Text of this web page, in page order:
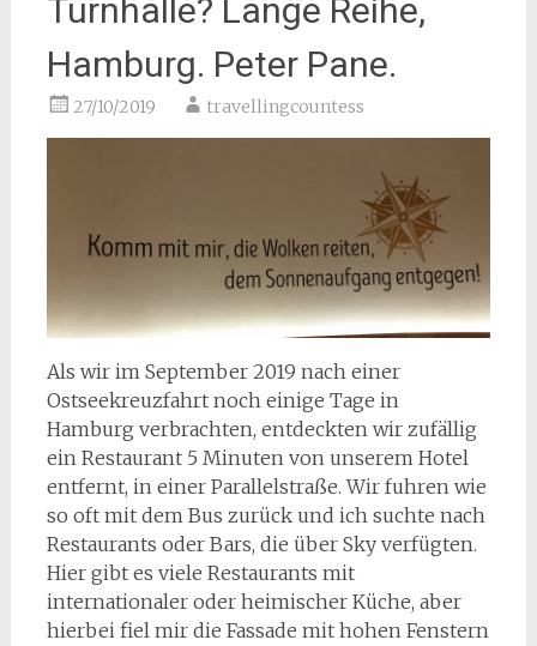
Turnhalle? Lange Reihe,
Hamburg. Peter Pane.
27/10/2019 travellingcountess
Als wir im September 2019 nach einer
Ostseekreuzfahrt noch einige Tage in
Hamburg verbrachten, entdeckten wir zufällig
ein Restaurant 5 Minuten von unserem Hotel
entfernt, in einer Parallelstraße. Wir fuhren wie
so oft mit dem Bus zurück und ich suchte nach
Restaurants oder Bars, die über Sky verfügten.
Hier gibt es viele Restaurants mit
internationaler oder heimischer Küche, aber
hierbei fiel mir die Fassade mit hohen Fenstern